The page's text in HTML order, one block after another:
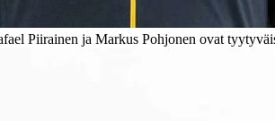
Piirainen ja Markus Pohjonen ovat